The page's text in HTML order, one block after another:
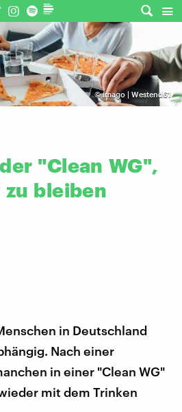
©imago | Westend61
der "Clean WG",
zu bleiben
in Deutschland
Nach einer
in einer "Clean WG"
mit dem Trinken